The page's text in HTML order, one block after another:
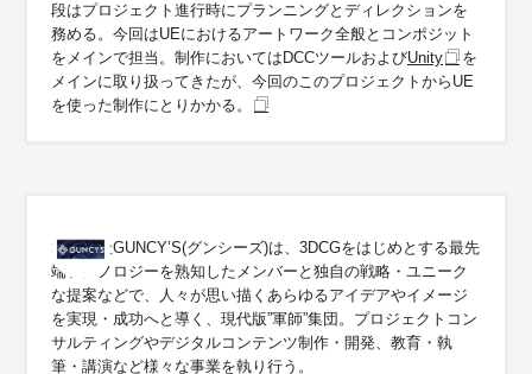
段はプロジェクト進行時にプランニングとディレクションを
務める。今回はUEにおけるアートワーク全般とコンポジット
をメインで担当。制作においてはDCCツールおよびUnity
を
メインに取り扱ってきたが、今回のこのプロジェクトからUE
を使った制作にとりかかる。
株式会社GUNCY’S(グンシーズ)は、3DCGをはじめとする最先
端テクノロジーを熟知したメンバーと独自の戦略・ユニーク
な提案などで、人々が思い描くあらゆるアイデアやイメージ
を実現・成功へと導く、現代版”軍師”集団。プロジェクトコン
サルティングやデジタルコンテンツ制作・開発、教育・執
筆・講演など様々な事業を執り行う。